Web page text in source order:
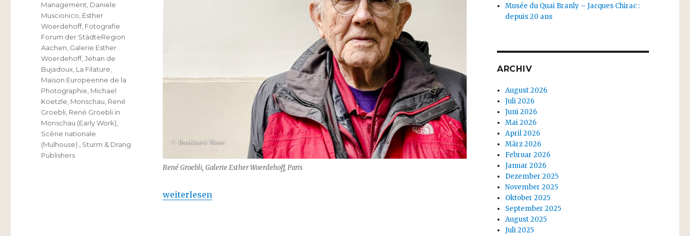
René Groebli, Galerie Esther Woerdehoff, Paris
„René Groebli in Monschau (Early Work)“
weiterlesen
Management Daniele
Muscionico Esther
Woerdehoff, Fotografie
Forum der StädteRegion
Aachen Galerie Esther
Woerdehoff,Jehan de
Bujadoux La Filature
Maison Europeenne de la
Photographie Michael
Koetzle Monschau René
Groebli René Groebli in
Monschau (Early Work)
Scène nationale
(Mulhouse).
Sturm & Drang
Publishers
Musée du Quai Branly – Jacques Chirac :
depuis 20 ans
ARCHIV
August 2026
Juli 2026
Juni 2026
Mai 2026
April 2026
März 2026
Februar 2026
Januar 2026
Dezember 2025
November 2025
Oktober 2025
September 2025
August 2025
Juli 2025